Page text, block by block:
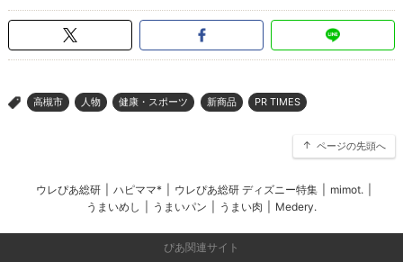
> 高槻市 人物 健康・スポーツ 新商品 PR TIMES
ページの先頭へ
ウレぴあ総研 ハピママ* ウレぴあ総研 ディズニー特集 mimot.
うまいめし
うまいパン うまい肉 Medery.
ぴあ関連サイト